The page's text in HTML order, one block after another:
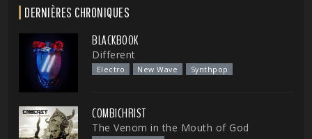
DERNIÈRES CHRONIQUES
BLACKBOOK
Different
Electro New Wave Synthpop
COMBICHRIST
The Venom in the Mouth of God